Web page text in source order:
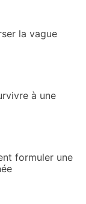
la vague
à une
formuler une